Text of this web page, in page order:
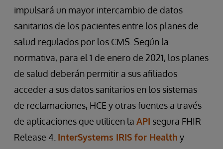
impulsará un mayor intercambio de datos
sanitarios de los pacientes entre los planes de
salud regulados por los CMS. Según la
normativa, para el 1 de enero de 2021, los planes
de salud deberán permitir a sus afiliados
acceder a sus datos sanitarios en los sistemas
de reclamaciones, HCE y otras fuentes a través
de aplicaciones que utilicen la API segura FHIR
Release 4. InterSystems IRIS for Health y